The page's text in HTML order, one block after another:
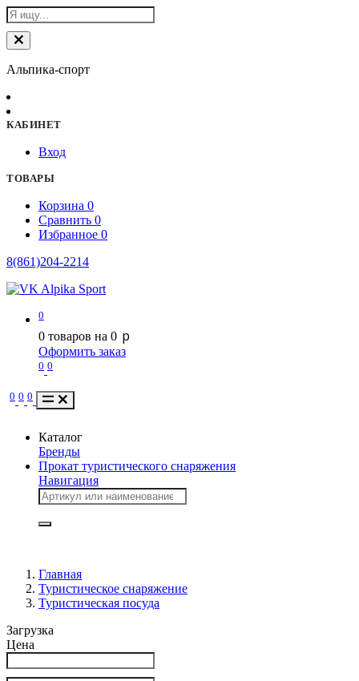
Альпика-спорт
КАБИНЕТ
Вход
ТОВАРЫ
Корзина 0
Сравнить 0
Избранное 0
8(861)204-2214
0
0 товаров на 0 p
Оформить заказ
0 0
0 0 0
Каталог
Бренды
Прокат туристического снаряжения
Навигация
Главная
Туристическое снаряжение
Туристическая посуда
Загрузка
Цена